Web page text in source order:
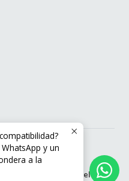
por Jumpseller.
y un
a la